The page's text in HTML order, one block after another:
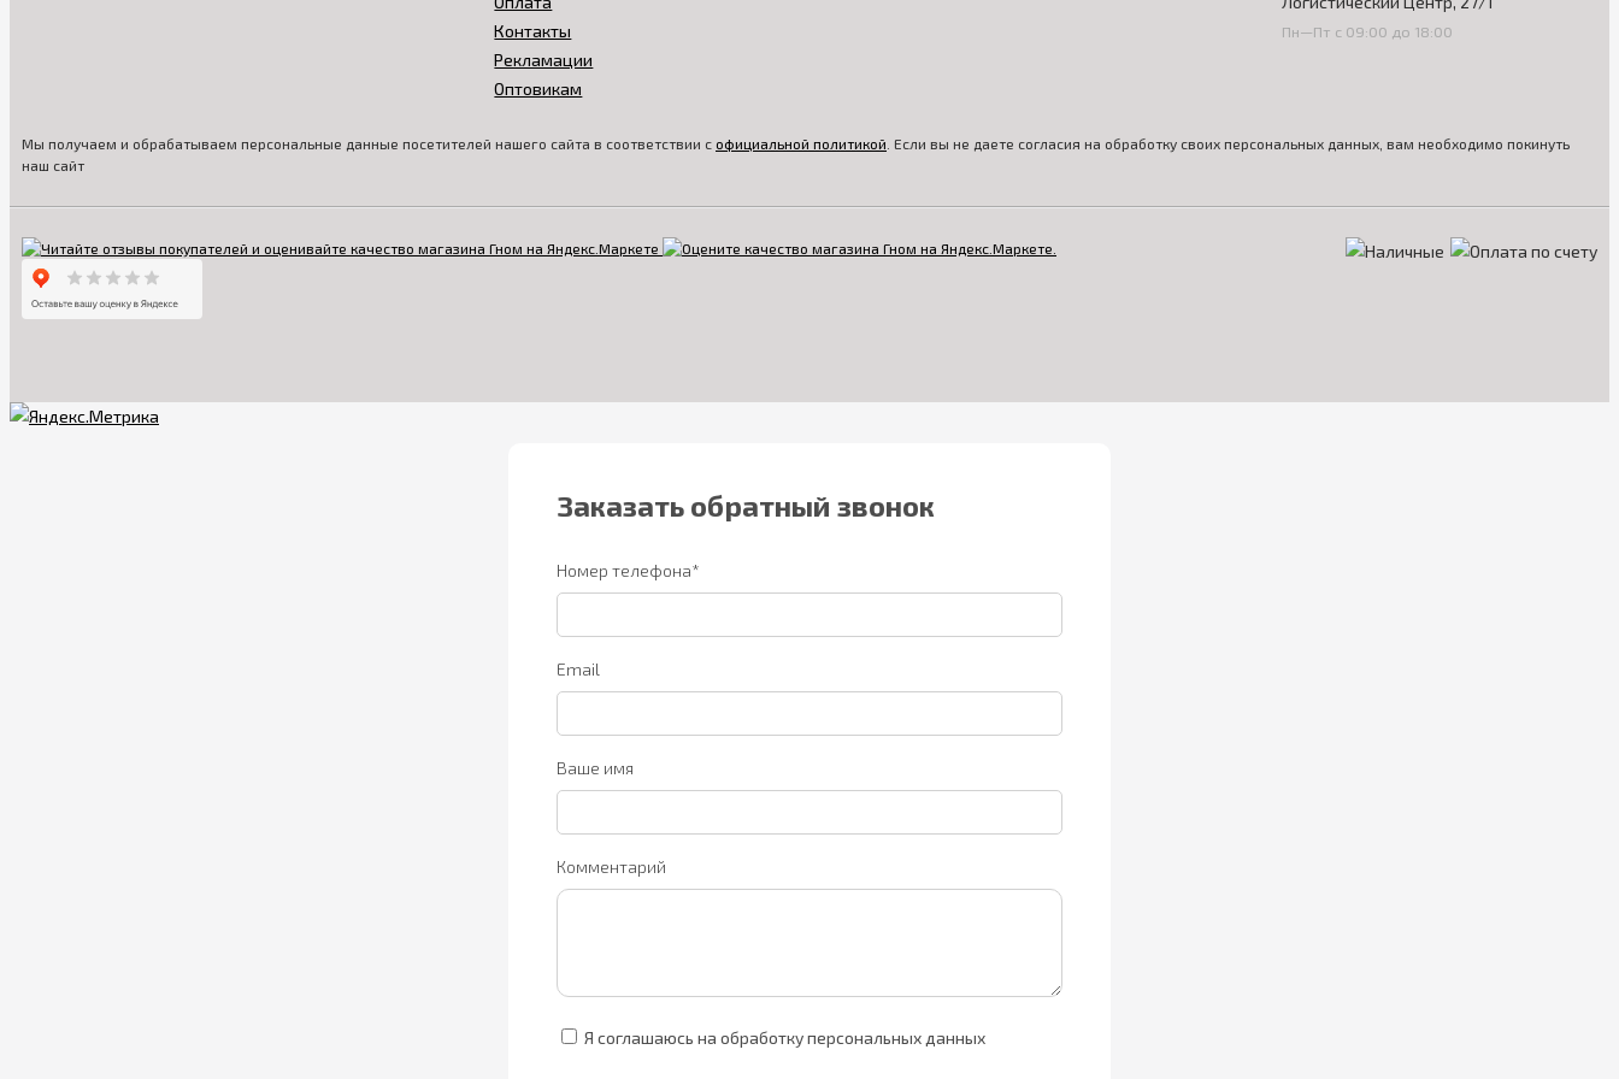
Контакты
Рекламации
Оптовикам
Пн—Пт с 09:00 до 18:00
Мы получаем и обрабатываем персональные данные посетителей нашего сайта в соответствии с официальной политикой . Если вы не даете согласия на обработку своих персональных данных, вам необходимо покинуть
наш сайт
Заказать обратный звонок
Номер телефона*
Email
Ваше имя
Комментарий
Я соглашаюсь на обработку персональных данных